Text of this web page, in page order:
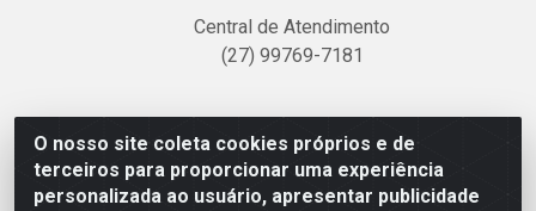
O nosso site coleta cookies próprios e de
terceiros para proporcionar uma experiência
personalizada ao usuário, apresentar publicidade
Central de Atendimento
(27) 99769-7181
Linhavix Distribuidora LTDA - Avenida Alegre, 2521 -
Quadra314 Lote 05 e 07 - Shell, Linhares/ES - CEP